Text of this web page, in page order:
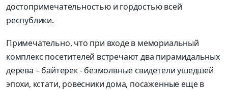
достопримечательностью и гордостью всей
республики.
Примечательно, что при входе в мемориальный
комп­лекс посетителей встречают два пирамидальных
дерева – байтерек - безмолвные свидетели ушедшей
эпохи, кстати, ровесники дома, посаженные еще в